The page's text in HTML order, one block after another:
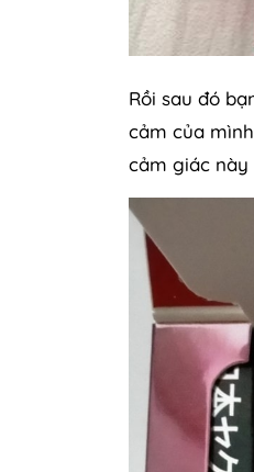
Rồi sau đó
cảm của
cảm giác này